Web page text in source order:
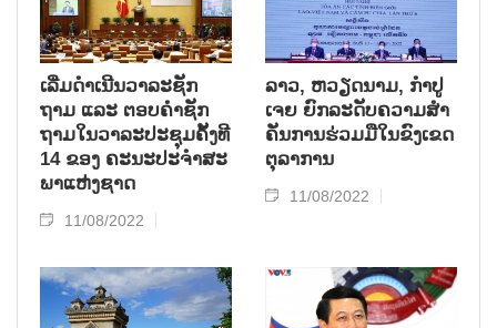
ເລີ່ມ​ດຳ​ເນີນ​ວາ​ລະ​ຊັກ​
ຖາມ ແລະ ຕອບ​ຄຳ​ຊັກ​
ຖາມ​ໃນ​ວາ​ລະ​ປະ​ຊຸມ​ຄັ້ງ​ທີ
14 ຂອງ ຄະ​ນະ​ປະ​ຈຳ​ສະ​
ພາ​ແຫ່ງ​ຊາດ
11/08/2022
ລາວ, ຫວຽດ​ນາມ, ກຳ​ປູ​
ເຈຍ ຍົກ​ລະ​ດັບ​ຄວາມ​ສຳ​
ຄັນ​ການ​ຮ່ວມ​ມື​ໃນ​ຂົງ​ເຂດ​
ຕຸ​ລາ​ການ
11/08/2022